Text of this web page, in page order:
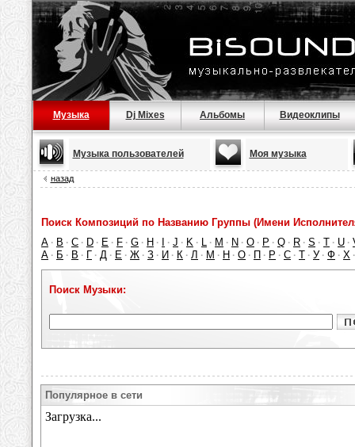
Музыка Dj Mixes Альбомы Видеоклипы
Музыка пользователей Моя музыка
назад
Поиск Композиций по Названию Группы (Имени
A · B · C · D · E · F · G · H · · J · K · L · M · N · O · P · Q · R · S · T · U ·
А · Б · В · Г · Д · Е · Ж · З · И · К · Л · М · Н · О · П · Р · С · Т · У · Ф · Х
Поиск Музыки:
Популярное в сети